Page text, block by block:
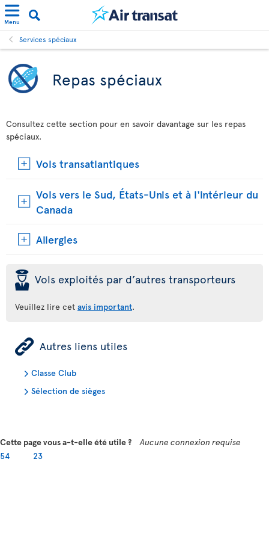
Menu
Services spéciaux
Repas spéciaux
Consultez cette section pour en savoir davantage sur les repas
spéciaux.
Vols transatlantiques
Vols vers le Sud, États-Unis et à l'intérieur du
Canada
Allergies
þ Vols exploités par d’autres transporteurs
Veuillez lire cet avis important.
ÿ Autres liens utiles
Classe Club
Sélection de sièges
Cette page vous a-t-elle été utile ?
Aucune connexion requise
54
23